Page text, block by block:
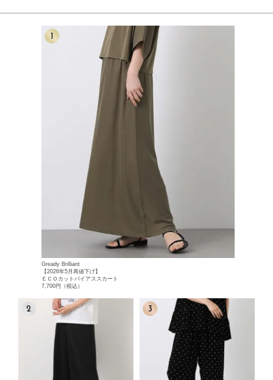
Gready Brilliant
【2026年5月再値下げ】
ＥＣＯカットバイアススカート
7,700円（税込）